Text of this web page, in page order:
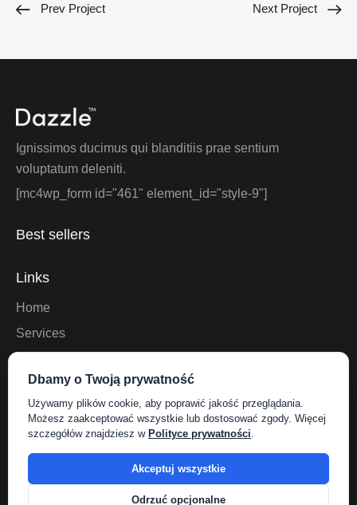
Prev Project Next Project
Ignissimos ducimus qui blanditiis prae sentium
voluptatum deleniti.
[mc4wp_form id="461" element_id="style-9"]
Best sellers
Links
Home
Services
Shop
Contact Us
Socials
Dbamy o Twoją prywatność
Używamy plików cookie, aby poprawić jakość przeglądania.
Możesz zaakceptować wszystkie lub dostosować zgody. Więcej
szczegółów znajdziesz w Polityce prywatności.
Akceptuj wszystkie
Odrzuć opcjonalne